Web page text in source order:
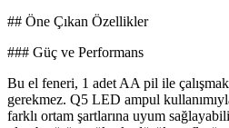
## Öne Çıkan Özellikler
### Güç ve Performans
Bu el feneri, 1 adet AA pil ile
gerekmez. Q5 LED ampul
farklı ortam şartlarına uyum